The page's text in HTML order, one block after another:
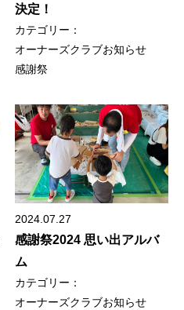
決定！
カテゴリー：
オーナーズクラブお知らせ
感謝祭
2024.07.27
感謝祭2024 思い出アルバ
ム
カテゴリー：
オーナーズクラブお知らせ